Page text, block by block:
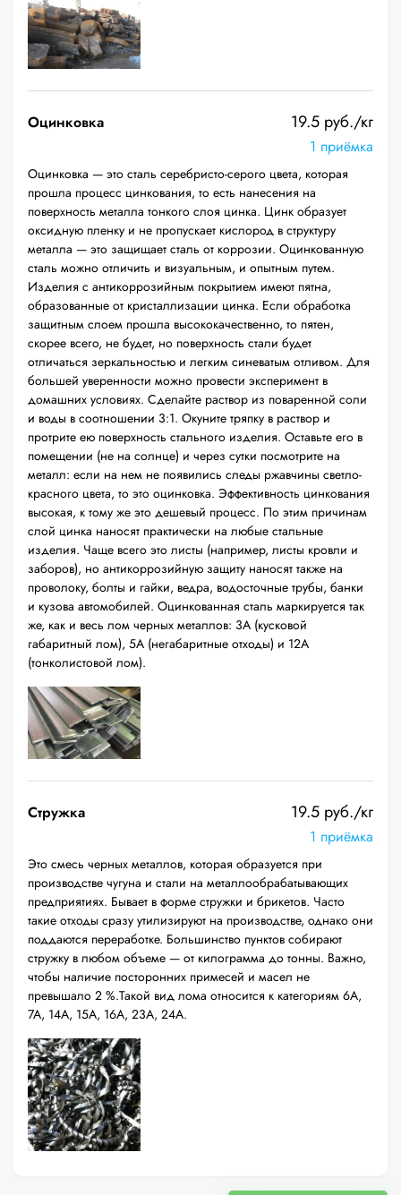
Оцинковка 19.5 руб./кг
1 приёмка
Оцинковка — это сталь серебристо-серого цвета, которая
прошла процесс цинкования, то есть нанесения на
поверхность металла тонкого слоя цинка. Цинк образует
оксидную пленку и не пропускает кислород в структуру
металла — это защищает сталь от коррозии. Оцинкованную
сталь можно отличить и визуальным, и опытным путем.
Изделия с антикоррозийным покрытием имеют пятна,
образованные от кристаллизации цинка. Если обработка
защитным слоем прошла высококачественно, то пятен,
скорее всего, не будет, но поверхность стали будет
отличаться зеркальностью и легким синеватым отливом. Для
большей уверенности можно провести эксперимент в
домашних условиях. Сделайте раствор из поваренной соли
и воды в соотношении 3:1. Окуните тряпку в раствор и
протрите ею поверхность стального изделия. Оставьте его в
помещении (не на солнце) и через сутки посмотрите на
металл: если на нем не появились следы ржавчины светло-
красного цвета, то это оцинковка. Эффективность цинкования
высокая, к тому же это дешевый процесс. По этим причинам
слой цинка наносят практически на любые стальные
изделия. Чаще всего это листы (например, листы кровли и
заборов), но антикоррозийную защиту наносят также на
проволоку, болты и гайки, ведра, водосточные трубы, банки
и кузова автомобилей. Оцинкованная сталь маркируется так
же, как и весь лом черных металлов: 3А (кусковой
габаритный лом), 5А (негабаритные отходы) и 12А
(тонколистовой лом).
Стружка 19.5 руб./кг
1 приёмка
Это смесь черных металлов, которая образуется при
производстве чугуна и стали на металлообрабатывающих
предприятиях. Бывает в форме стружки и брикетов. Часто
такие отходы сразу утилизируют на производстве, однако они
поддаются переработке. Большинство пунктов собирают
стружку в любом объеме — от килограмма до тонны. Важно,
чтобы наличие посторонних примесей и масел не
превышало 2 %.Такой вид лома относится к категориям 6А,
7А, 14А, 15А, 16А, 23А, 24А.